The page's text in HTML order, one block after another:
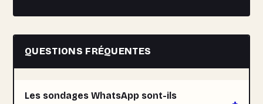
QUESTIONS FRÉQUENTES
Les sondages WhatsApp sont-ils